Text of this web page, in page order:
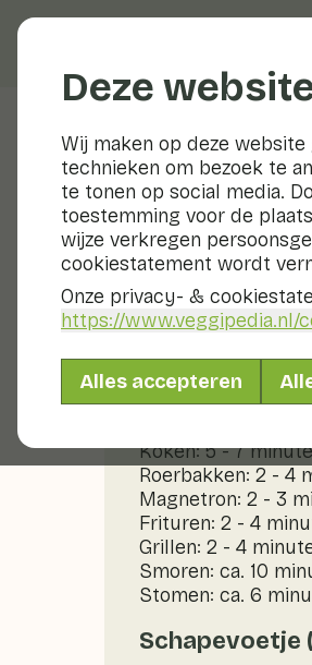
Deze
Wij maken op deze
technieken om bezoek te
te tonen op social media.
toestemming voor de
wijze verkregen
cookiestatement wordt
Onze privacy- &
https://www.veggipedia.nl/
Alles accepteren
Schapevoetje (Gele
Bereiden
BereidenBewaren
Snijd een stukje
Koken: 5 - 7
Roerbakken: 2 - 4
Magnetron: 2 - 3
Frituren: 2 - 4
Grillen: 2 - 4
Smoren: ca. 10
Stomen: ca. 6
Schapevoetje